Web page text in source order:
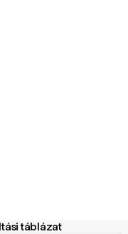
táblázat